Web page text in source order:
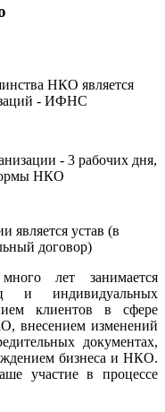
НКО является
- ИФНС
- 3 рабочих дня,
НКО
является устав (в
договор)
лет занимается
и индивидуальных
клиентов в сфере
внесением изменений
документах,
бизнеса и НКО.
участие в процессе